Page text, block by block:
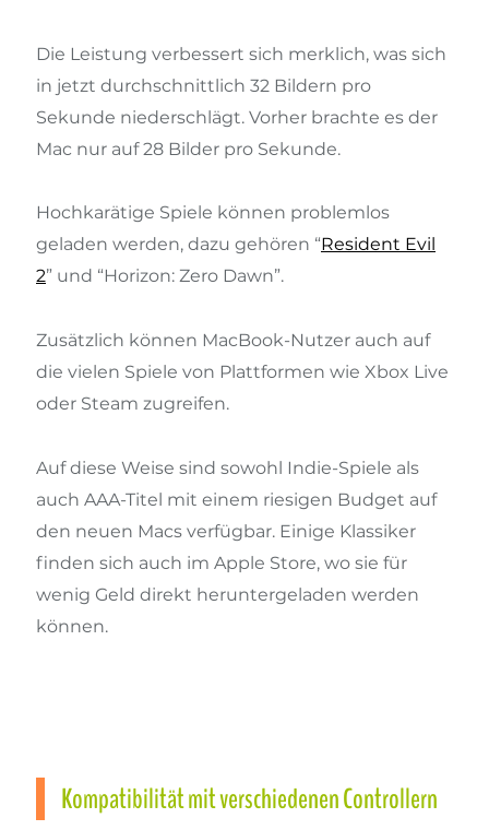
Die Leistung verbessert sich merklich, was sich
in jetzt durchschnittlich 32 Bildern pro
Sekunde niederschlägt. Vorher brachte es der
Mac nur auf 28 Bilder pro Sekunde.
Hochkarätige Spiele können problemlos
geladen werden, dazu gehören “Resident Evil
2” und “Horizon: Zero Dawn”.
Zusätzlich können MacBook-Nutzer auch auf
die vielen Spiele von Plattformen wie Xbox Live
oder Steam zugreifen.
Auf diese Weise sind sowohl Indie-Spiele als
auch AAA-Titel mit einem riesigen Budget auf
den neuen Macs verfügbar. Einige Klassiker
finden sich auch im Apple Store, wo sie für
wenig Geld direkt heruntergeladen werden
können.
Kompatibilität mit verschiedenen Controllern